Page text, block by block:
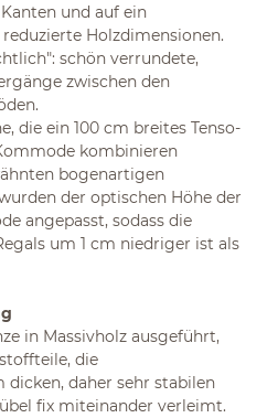
und auf ein
Holzdimensionen.
schön verrundete,
zwischen den
die ein 100 cm breites Tenso-
kombinieren
bogenartigen
der optischen Höhe der
angepasst, sodass die
um 1 cm niedriger ist als
in Massivholz ausgeführt,
die
dicken, daher sehr stabilen
fix miteinander verleimt.